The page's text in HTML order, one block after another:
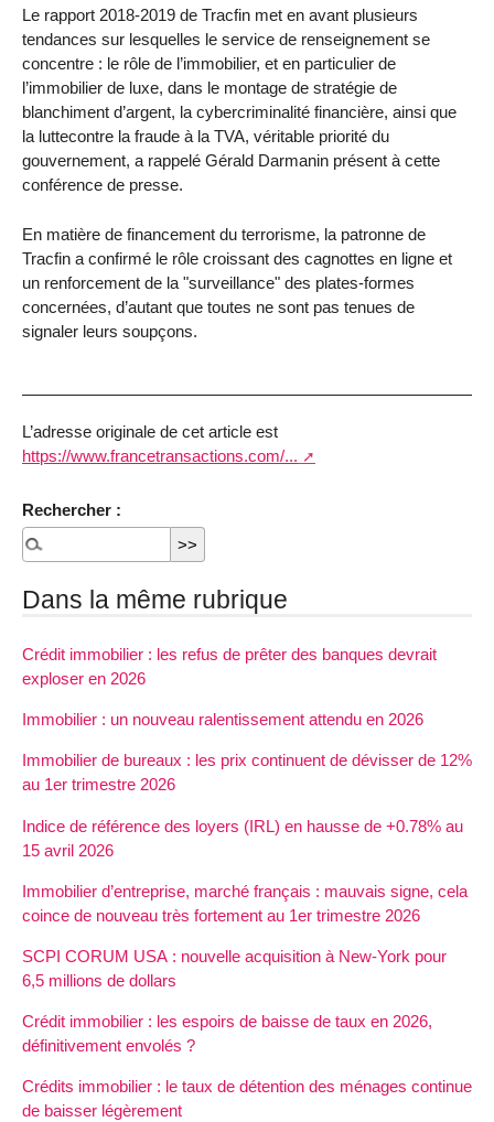
Le rapport 2018-2019 de Tracfin met en avant plusieurs
tendances sur lesquelles le service de renseignement se
concentre : le rôle de l’immobilier, et en particulier de
l’immobilier de luxe, dans le montage de stratégie de
blanchiment d’argent, la cybercriminalité financière, ainsi que
la luttecontre la fraude à la TVA, véritable priorité du
gouvernement, a rappelé Gérald Darmanin présent à cette
conférence de presse.
En matière de financement du terrorisme, la patronne de
Tracfin a confirmé le rôle croissant des cagnottes en ligne et
un renforcement de la "surveillance" des plates-formes
concernées, d’autant que toutes ne sont pas tenues de
signaler leurs soupçons.
L’adresse originale de cet article est
https://www.francetransactions.com/...
Rechercher :
Dans la même rubrique
Crédit immobilier : les refus de prêter des banques devrait
exploser en 2026
Immobilier : un nouveau ralentissement attendu en 2026
Immobilier de bureaux : les prix continuent de dévisser de 12%
au 1er trimestre 2026
Indice de référence des loyers (IRL) en hausse de +0.78% au
15 avril 2026
Immobilier d’entreprise, marché français : mauvais signe, cela
coince de nouveau très fortement au 1er trimestre 2026
SCPI CORUM USA : nouvelle acquisition à New-York pour
6,5 millions de dollars
Crédit immobilier : les espoirs de baisse de taux en 2026,
définitivement envolés ?
Crédits immobilier : le taux de détention des ménages continue
de baisser légèrement